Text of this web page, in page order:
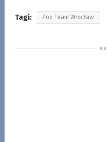
Tagi: Zoo Team Wrocław